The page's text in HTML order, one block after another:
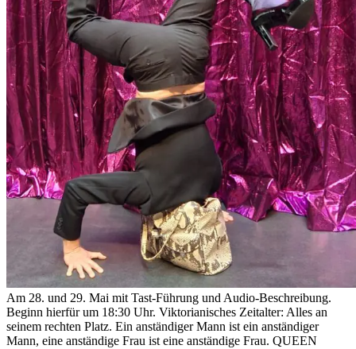
Am 28. und 29. Mai mit Tast-Führung und Audio-Beschreibung.
Beginn hierfür um 18:30 Uhr. Viktorianisches Zeitalter: Alles an
seinem rechten Platz. Ein anständiger Mann ist ein anständiger
Mann, eine anständige Frau ist eine anständige Frau. QUEEN